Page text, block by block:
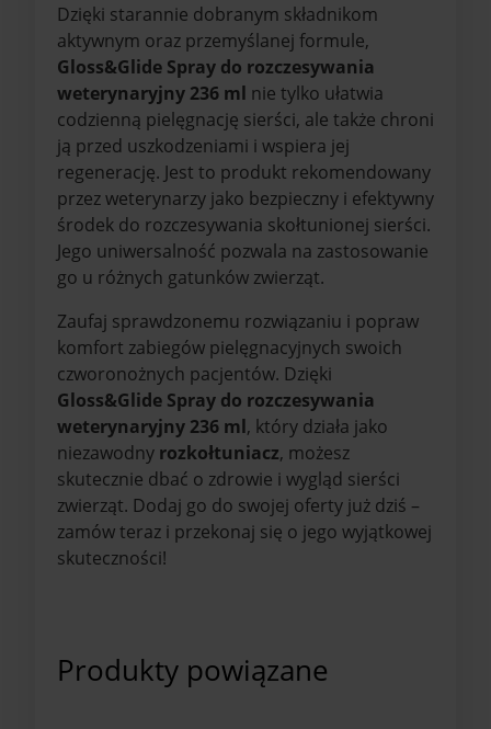
Dzięki starannie dobranym składnikom
aktywnym oraz przemyślanej formule,
Gloss&Glide Spray do rozczesywania
weterynaryjny 236 ml nie tylko ułatwia
codzienną pielęgnację sierści, ale także chroni
ją przed uszkodzeniami i wspiera jej
regenerację. Jest to produkt rekomendowany
przez weterynarzy jako bezpieczny i efektywny
środek do rozczesywania skołtunionej sierści.
Jego uniwersalność pozwala na zastosowanie
go u różnych gatunków zwierząt.
Zaufaj sprawdzonemu rozwiązaniu i popraw
komfort zabiegów pielęgnacyjnych swoich
czworonożnych pacjentów. Dzięki
Gloss&Glide Spray do rozczesywania
weterynaryjny 236 ml, który działa jako
niezawodny rozkołtuniacz, możesz
skutecznie dbać o zdrowie i wygląd sierści
zwierząt. Dodaj go do swojej oferty już dziś –
zamów teraz i przekonaj się o jego wyjątkowej
skuteczności!
Produkty powiązane